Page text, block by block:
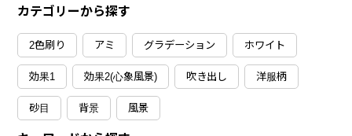
カテゴリーから探す
2色刷り アミ グラデーション ホワイト
効果1 効果2(心象風景) 吹き出し 洋服柄
砂目 背景 風景